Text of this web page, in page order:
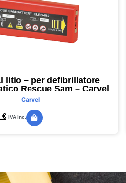
litio – per defibrillatore
Rescue Sam – Carvel
Carvel
€ IVA inc.